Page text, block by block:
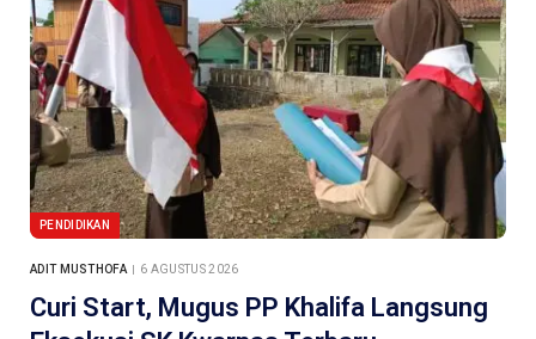
PENDIDIKAN
ADIT MUSTHOFA 6 AGUSTUS 2026
Curi Start, Mugus PP Khalifa Langsung